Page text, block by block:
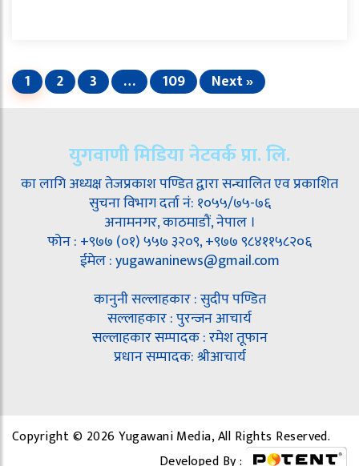
1 2 3 … 109 Next »
युगवाणी मिडिया नेटवर्क प्रा. लि.
का लागि अध्यक्ष तेजप्रकाश पण्डित द्वारा सन्चालित एव प्रकाशित
सुचना विभाग दर्ता नं: १०५५/७५-७६
अनामनगर, काठमाडौं, नेपाल ।
फोन : +९७७ (०१) ५५७ ३२०९, +९७७ ९८४११५८२०६
ईमेल : yugawaninews@gmail.com
कानुनी सल्लाहकार : सुदीप पण्डित
सल्लाहकार : पुरन्जन आचार्य
सल्लाहकार सम्पादक : रमेश तूफान
प्रधान सम्पादक: श्रीआचार्य
Copyright © 2026 Yugawani Media, All Rights Reserved.
Developed By :